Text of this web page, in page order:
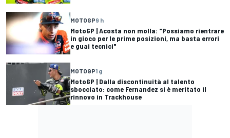
MOTOGP9 h
MotoGP | Acosta non molla: "Possiamo rientrare
in gioco per le prime posizioni, ma basta errori
e guai tecnici"
MOTOGP1 g
MotoGP | Dalla discontinuità al talento
sbocciato: come Fernandez si è meritato il
rinnovo in Trackhouse